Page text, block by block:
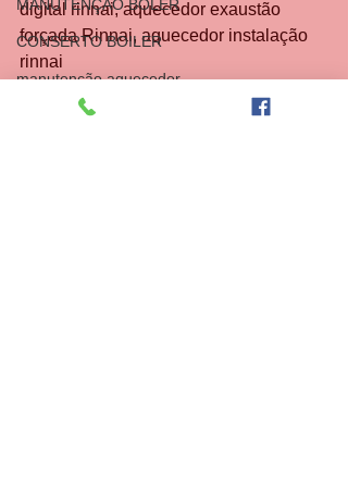
MANUTENÇÃO BOLER
CONSERTO BOILER
manutenção aquecedor
conserto de aquecedor a gás
digital rinnai, aquecedor exaustão
forçada Rinnai, aquecedor instalação
rinnai